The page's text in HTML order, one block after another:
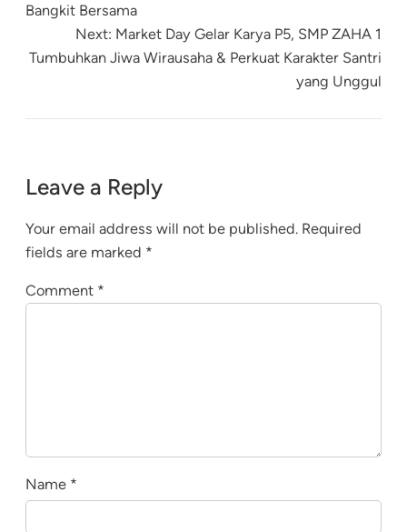
Bangkit Bersama
Next: Market Day Gelar Karya P5, SMP ZAHA 1
Tumbuhkan Jiwa Wirausaha & Perkuat Karakter Santri
yang Unggul
Leave a Reply
Your email address will not be published. Required
fields are marked *
Comment *
Name *